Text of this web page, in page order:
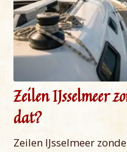
Zeilen IJsselmeer
dat?
Zeilen IJsselmeer